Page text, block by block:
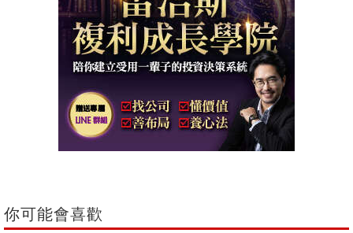
你可能會喜歡